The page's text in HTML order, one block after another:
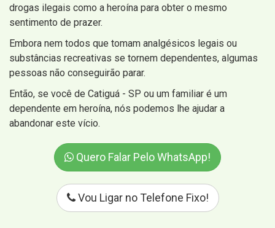
drogas ilegais como a heroína para obter o mesmo
sentimento de prazer.
Embora nem todos que tomam analgésicos legais ou
substâncias recreativas se tornem dependentes, algumas
pessoas não conseguirão parar.
Então, se você de Catiguá - SP ou um familiar é um
dependente em heroína, nós podemos lhe ajudar a
abandonar este vício.
Quero Falar Pelo WhatsApp!
Vou Ligar no Telefone Fixo!